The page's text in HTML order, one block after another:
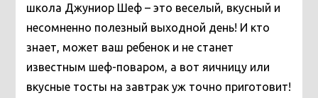
школа Джуниор Шеф – это веселый, вкусный и
несомненно полезный выходной день! И кто
знает, может ваш ребенок и не станет
известным шеф-поваром, а вот яичницу или
вкусные тосты на завтрак уж точно приготовит!